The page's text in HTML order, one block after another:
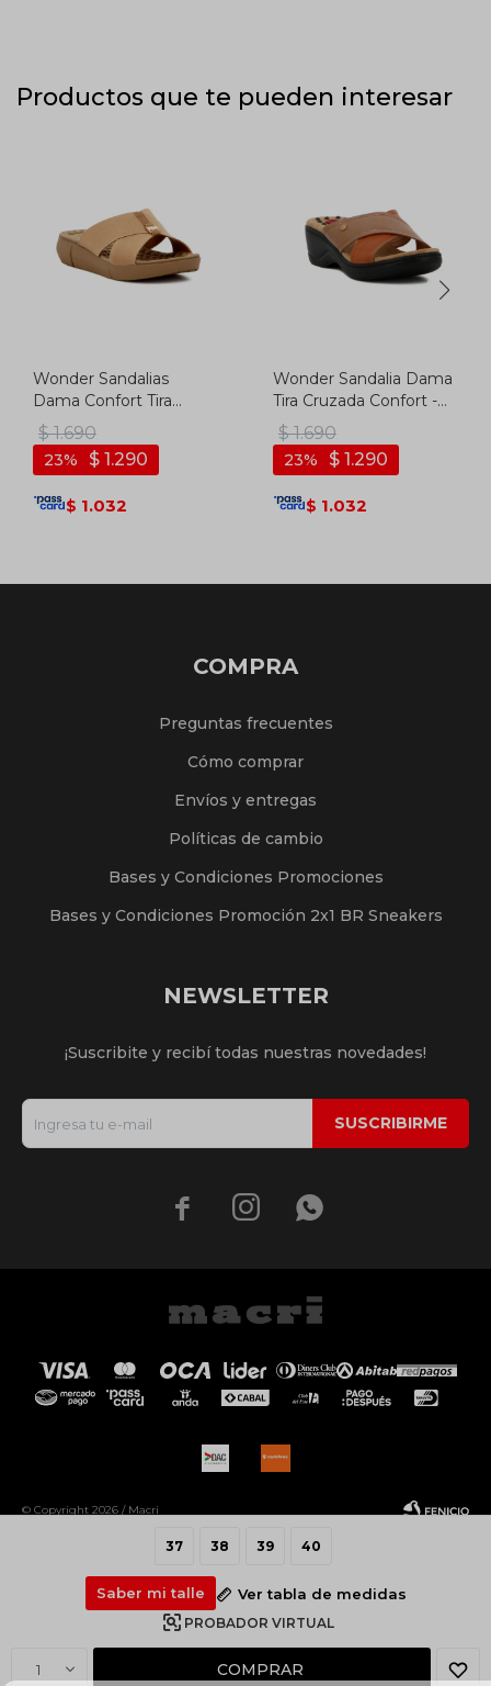
37 38 39 40
Saber mi talle Ver tabla de medidas
PROBADOR VIRTUAL
1 COMPRAR
Productos que te pueden interesar
Wonder Sandalias
Dama Confort Tira
Cruzada C/ Aplique -
Camel
$ 1.690
$ 1.290
23
$ 1.032
Wonder Sandalia Dama
Tira Cruzada Confort -
Marron
$ 1.690
$ 1.290
23
$ 1.032
COMPRA
Preguntas frecuentes
Cómo comprar
Envíos y entregas
Políticas de cambio
Bases y Condiciones Promociones
Bases y Condiciones Promoción 2x1 BR Sneakers
NEWSLETTER
¡Suscribite y recibí todas nuestras novedades!
SUSCRIBIRME
  
© Copyright 2026 / Macri